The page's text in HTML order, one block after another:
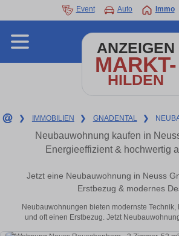
Event Auto Immo
ANZEIGEN
MARKT-
HILDEN
❯ IMMOBILIEN ❯ GNADENTAL ❯
Neubauwohnung kaufen in
Energieeffizient & hochwertig
Jetzt eine Neubauwohnung in Neuss
Erstbezug & modernes
Neubauwohnungen bieten modernste
und oft einen Erstbezug. Jetzt